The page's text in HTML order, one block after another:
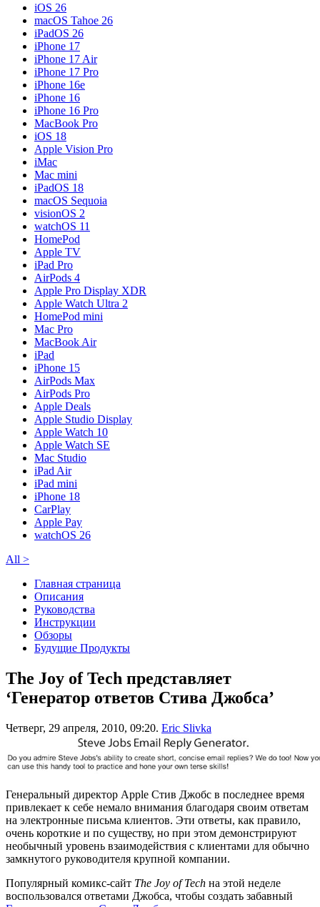
iOS 26
macOS Tahoe 26
iPadOS 26
iPhone 17
iPhone 17 Air
iPhone 17 Pro
iPhone 16e
iPhone 16
iPhone 16 Pro
MacBook Pro
iOS 18
Apple Vision Pro
iMac
Mac mini
iPadOS 18
macOS Sequoia
visionOS 2
watchOS 11
HomePod
Apple TV
iPad Pro
AirPods 4
Apple Pro Display XDR
Apple Watch Ultra 2
HomePod mini
Mac Pro
MacBook Air
iPad
iPhone 15
AirPods Max
AirPods Pro
Apple Deals
Apple Studio Display
Apple Watch 10
Apple Watch SE
Mac Studio
iPad Air
iPad mini
iPhone 18
CarPlay
Apple Pay
watchOS 26
All >
Главная страница
Описания
Руководства
Инструкции
Обзоры
Будущие Продукты
The Joy of Tech представляет
‘Генератор ответов Стива Джобса’
Четверг, 29 апреля, 2010, 09:20. Eric Slivka
Генеральный директор Apple Стив Джобс в последнее время
привлекает к себе немало внимания благодаря своим ответам
на электронные письма клиентов. Эти ответы, как правило,
очень короткие и по существу, но при этом демонстрируют
необычный уровень взаимодействия с клиентами для обычно
замкнутого руководителя крупной компании.
Популярный комикс-сайт The Joy of Tech на этой неделе
воспользовался ответами Джобса, чтобы создать забавный